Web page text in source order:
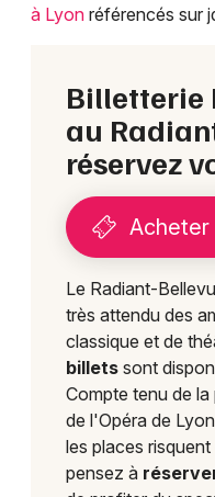
à Lyon référencés sur
Billetterie
au
réservez
Acheter
Le Radiant-
très attendu des
classique et de
billets sont
Compte tenu de
de l'Opéra de
les places
pensez à